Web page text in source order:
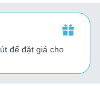
để đặt giá cho